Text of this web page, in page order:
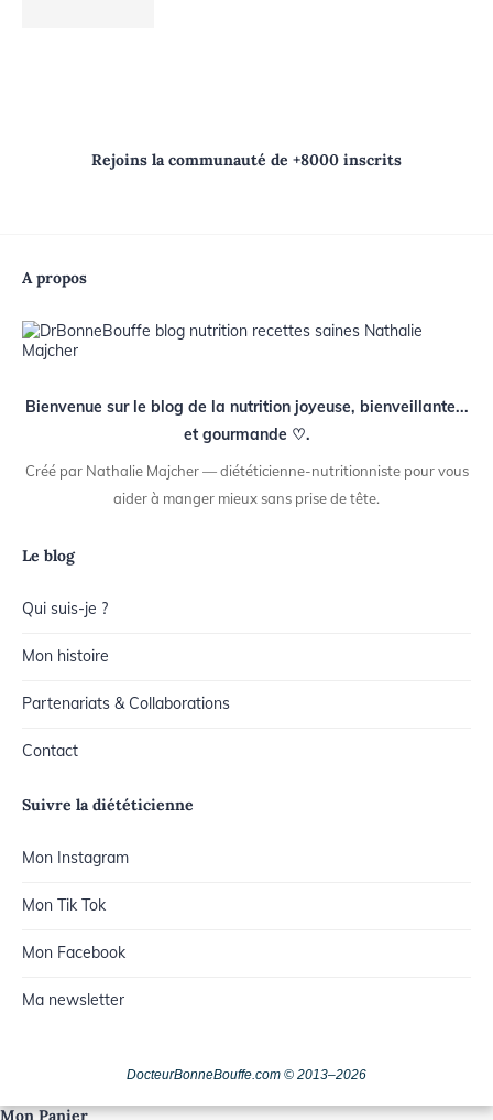
Rejoins la communauté de +8000 inscrits
A propos
Bienvenue sur le blog de la nutrition joyeuse, bienveillante...
et gourmande ♡.
Créé par Nathalie Majcher — diététicienne-nutritionniste pour vous
aider à manger mieux sans prise de tête.
Le blog
Qui suis-je ?
Mon histoire
Partenariats & Collaborations
Contact
Suivre la diététicienne
Mon Instagram
Mon Tik Tok
Mon Facebook
Ma newsletter
DocteurBonneBouffe.com © 2013–2026
Mon Panier